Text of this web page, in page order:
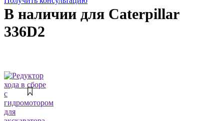
В наличии для Caterpillar
336D2